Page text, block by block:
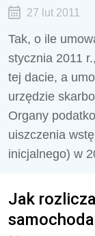
27 lut 2011
Tak, o ile
stycznia 2011
tej dacie, a
urzędzie
Organy
uiszczenia
inicjalnego) w
Jak